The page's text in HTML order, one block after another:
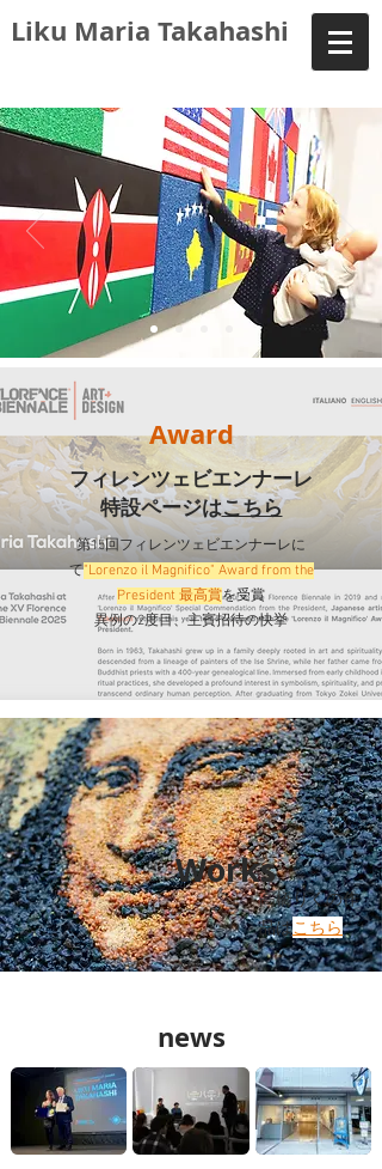
Liku Maria Takahashi
Award
フィレンツェビエンナーレ
​特設ページはこちら
第15回フィレンツェビエンナーレに
て"Lorenzo il Magnifico" Award from the
President 最高賞を受賞
​異例の2度目、主賓招待の快挙
Works
​高橋りくの作
品はこちら
news